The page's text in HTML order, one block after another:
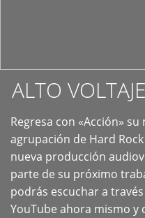
ALTO VOLTAJE
Regresa con «Acción»
agrupación de Hard
nueva producción
parte de su próximo
podrás escuchar a
YouTube ahora mismo y